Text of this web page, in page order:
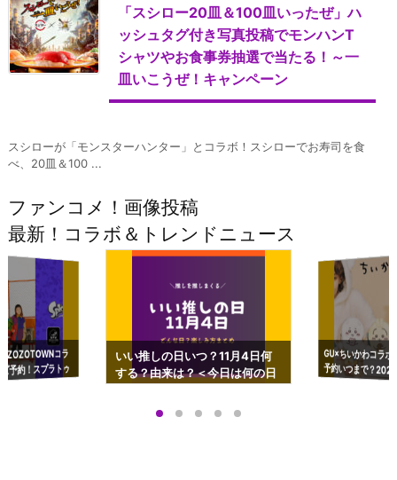
「スシロー20皿＆100皿いったぜ」ハ
ッシュタグ付き写真投稿でモンハンT
シャツやお食事券抽選で当たる！～一
皿いこうぜ！キャンペーン
スシローが「モンスターハンター」とコラボ！スシローでお寿司を食
べ、20皿＆100 ...
ファンコメ！画像投稿
最新！コラボ＆トレンドニュース
コラ
予約！スプラトゥ
ップも渋谷Hz
いい推しの日いつ？11月4日何
する？由来は？＜今日は何の日
GU×ちいかわコラ
予約いつまで？
ーチやショルダー